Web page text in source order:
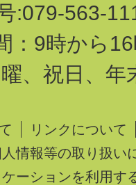
:079-563-
：9時から
、祝日、年
リンクについて
情報等の取り扱い
ーションを利用す